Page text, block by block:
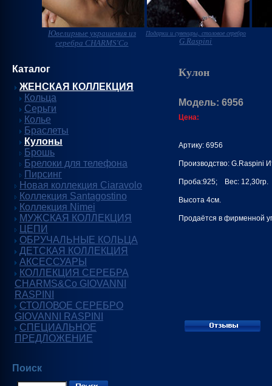
Ювелирные украшения из
серебра CHARMS'Co
Подарки и сувениры, столовое серебро
G.Raspini
Каталог
ЖЕНСКАЯ КОЛЛЕКЦИЯ
Кольца
Серьги
Колье
Браслеты
Кулоны
Брошь
Брелоки для телефона
Пирсинг
Новая коллекция Ciaravolo
Коллекция Santagostino
Коллекция Nimei
МУЖСКАЯ КОЛЛЕКЦИЯ
ЦЕПИ
ОБРУЧАЛЬНЫЕ КОЛЬЦА
ДЕТСКАЯ КОЛЛЕКЦИЯ
АКСЕССУАРЫ
КОЛЛЕКЦИЯ СЕРЕБРА
CHARMS&Co GIOVANNI
RASPINI
СТОЛОВОЕ СЕРЕБРО
GIOVANNI RASPINI
СПЕЦИАЛЬНОЕ
ПРЕДЛОЖЕНИЕ
Поиск
Кулон
Модель: 6956
Цена:
Артику: 6956
Производство: G.Raspini
Проба:925; Вес: 12,30гр.
Высота 4см.
Продаётся в фирменной